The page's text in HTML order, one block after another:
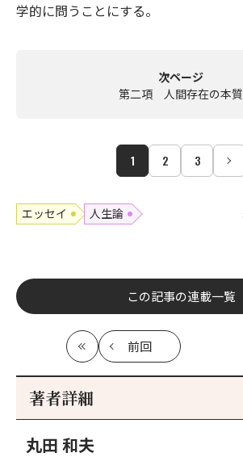
学的に問うことにする。
次ページ
第二項 人間存在の本質
1 2 3
エッセイ 人生論
この記事の連載一覧
最
初
前回
記
著者詳細
丸田 和夫